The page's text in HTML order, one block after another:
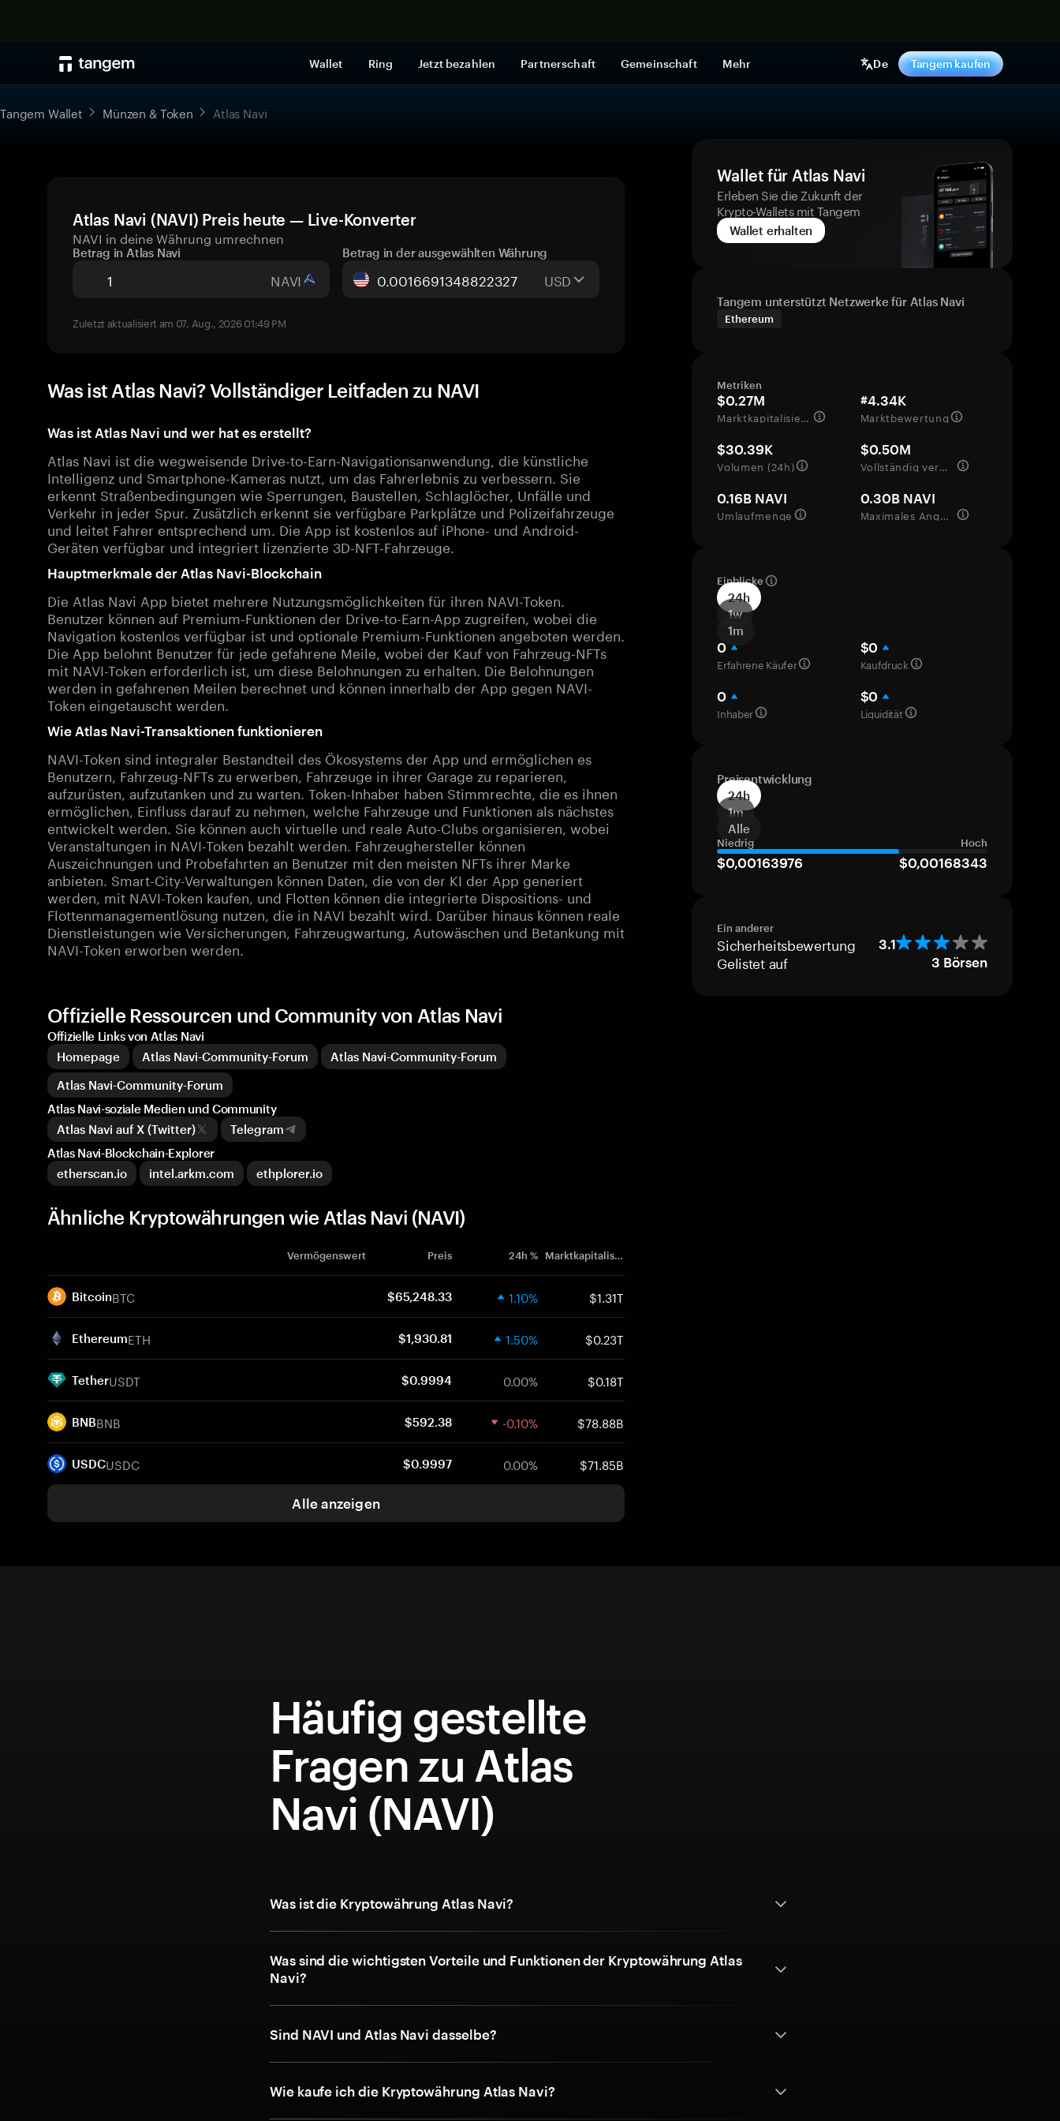
Wallet Ring Jetzt bezahlen Partnerschaft Gemeinschaft Mehr De Tangem kaufen
Tangem Wallet Münzen & Token Atlas Navi
Atlas Navi (NAVI) Preis heute — Live-Konverter
NAVI in deine Währung umrechnen
Betrag in Atlas Navi
NAVI
Betrag in der ausgewählten Währung
USD
Zuletzt aktualisiert am 07. Aug., 2026 01:49 PM
Was ist Atlas Navi? Vollständiger Leitfaden zu NAVI
Was ist Atlas Navi und wer hat es erstellt?
Atlas Navi ist die wegweisende Drive-to-Earn-Navigationsanwendung, die künstliche
Intelligenz und Smartphone-Kameras nutzt, um das Fahrerlebnis zu verbessern. Sie
erkennt Straßenbedingungen wie Sperrungen, Baustellen, Schlaglöcher, Unfälle und
Verkehr in jeder Spur. Zusätzlich erkennt sie verfügbare Parkplätze und Polizeifahrzeuge
und leitet Fahrer entsprechend um. Die App ist kostenlos auf iPhone- und Android-
Geräten verfügbar und integriert lizenzierte 3D-NFT-Fahrzeuge.
Hauptmerkmale der Atlas Navi-Blockchain
Die Atlas Navi App bietet mehrere Nutzungsmöglichkeiten für ihren NAVI-Token.
Benutzer können auf Premium-Funktionen der Drive-to-Earn-App zugreifen, wobei die
Navigation kostenlos verfügbar ist und optionale Premium-Funktionen angeboten werden.
Die App belohnt Benutzer für jede gefahrene Meile, wobei der Kauf von Fahrzeug-NFTs
mit NAVI-Token erforderlich ist, um diese Belohnungen zu erhalten. Die Belohnungen
werden in gefahrenen Meilen berechnet und können innerhalb der App gegen NAVI-
Token eingetauscht werden.
Wie Atlas Navi-Transaktionen funktionieren
NAVI-Token sind integraler Bestandteil des Ökosystems der App und ermöglichen es
Benutzern, Fahrzeug-NFTs zu erwerben, Fahrzeuge in ihrer Garage zu reparieren,
aufzurüsten, aufzutanken und zu warten. Token-Inhaber haben Stimmrechte, die es ihnen
ermöglichen, Einfluss darauf zu nehmen, welche Fahrzeuge und Funktionen als nächstes
entwickelt werden. Sie können auch virtuelle und reale Auto-Clubs organisieren, wobei
Veranstaltungen in NAVI-Token bezahlt werden. Fahrzeughersteller können
Auszeichnungen und Probefahrten an Benutzer mit den meisten NFTs ihrer Marke
anbieten. Smart-City-Verwaltungen können Daten, die von der KI der App generiert
werden, mit NAVI-Token kaufen, und Flotten können die integrierte Dispositions- und
Flottenmanagementlösung nutzen, die in NAVI bezahlt wird. Darüber hinaus können reale
Dienstleistungen wie Versicherungen, Fahrzeugwartung, Autowäschen und Betankung mit
NAVI-Token erworben werden.
Wallet für Atlas Navi
Erleben Sie die Zukunft der
Krypto-Wallets mit Tangem
Wallet erhalten
Tangem unterstützt Netzwerke für Atlas Navi
Ethereum
Metriken
$0.27M
Marktkapitalisierung
#4.34K
Marktbewertung
$30.39K
Volumen (24h)
$0.50M
Vollständig verwässerte Bewertung
0.16B NAVI
Umlaufmenge
0.30B NAVI
Maximales Angebot
Einblicke
24h
1w
1m
0
Erfahrene Käufer
$0
Kaufdruck
0
Inhaber
$0
Liquidität
Preisentwicklung
24h
1m
Alle
Niedrig Hoch
$0,00163976 $0,00168343
Ein anderer
Sicherheitsbewertung 3.1
Gelistet auf 3 Börsen
Offizielle Ressourcen und Community von Atlas Navi
Offizielle Links von Atlas Navi
Homepage
Atlas Navi-Community-Forum
Atlas Navi-Community-Forum
Atlas Navi-Community-Forum
Atlas Navi-soziale Medien und Community
Atlas Navi auf X (Twitter)
Telegram
Atlas Navi-Blockchain-Explorer
etherscan.io
intel.arkm.com ethplorer.io
Ähnliche Kryptowährungen wie Atlas Navi (NAVI)
Vermögenswert Preis 24h % Marktkapitalisierung
BitcoinBTC $65,248.33 1.10% $1.31T
EthereumETH $1,930.81 1.50% $0.23T
TetherUSDT $0.9994 0.00% $0.18T
BNBBNB $592.38 -0.10% $78.88B
USDCUSDC $0.9997 0.00% $71.85B
Alle anzeigen
Häufig gestellte
Fragen zu Atlas
Navi (NAVI)
Was ist die Kryptowährung Atlas Navi?
Was sind die wichtigsten Vorteile und Funktionen der Kryptowährung Atlas
Navi?
Sind NAVI und Atlas Navi dasselbe?
Wie kaufe ich die Kryptowährung Atlas Navi?